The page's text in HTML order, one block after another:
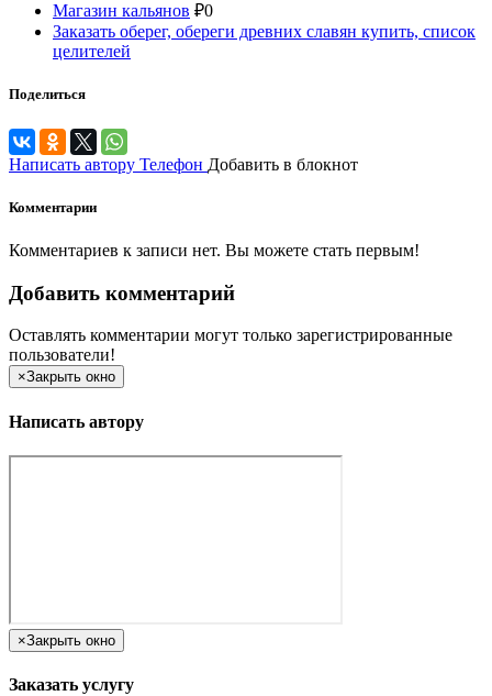
Магазин кальянов ₽0
Заказать оберег, обереги древних славян купить, список
целителей
Поделиться
Написать автору Телефон Добавить в блокнот
Комментарии
Комментариев к записи нет. Вы можете стать первым!
Добавить комментарий
Оставлять комментарии могут только зарегистрированные
пользователи!
×Закрыть окно
Написать автору
×Закрыть окно
Заказать услугу